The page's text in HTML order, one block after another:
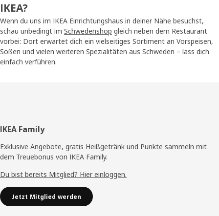
IKEA?
Wenn du uns im IKEA Einrichtungshaus in deiner Nähe besuchst,
schau unbedingt im Schwedenshop gleich neben dem Restaurant
vorbei: Dort erwartet dich ein vielseitiges Sortiment an Vorspeisen,
Soßen und vielen weiteren Spezialitäten aus Schweden – lass dich
einfach verführen.
Fußzeile
IKEA Family
Exklusive Angebote, gratis Heißgetränk und Punkte sammeln mit
dem Treuebonus von IKEA Family.
Du bist bereits Mitglied? Hier einloggen.
Jetzt Mitglied werden